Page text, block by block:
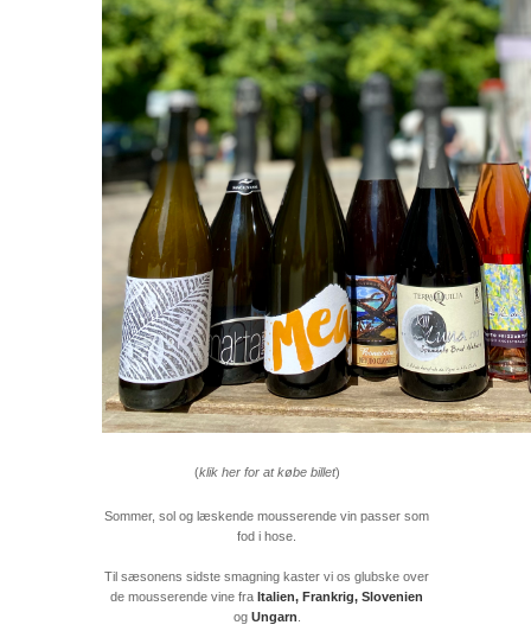
(klik her for at købe billet)
Sommer, sol og læskende mousserende vin passer som
fod i hose.
Til sæsonens sidste smagning kaster vi os glubske over
de mousserende vine fra Italien, Frankrig, Slovenien
ogUngarn